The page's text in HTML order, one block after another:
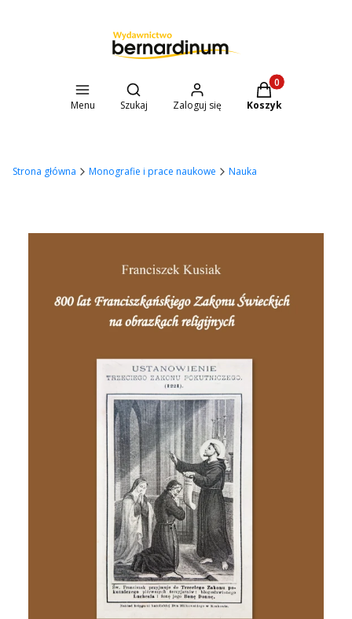
Menu
Otwórz wyszukiwarkę
Szukaj Zaloguj się
Produkty w
Koszyk
Strona główna Monografie i prace naukowe Nauka